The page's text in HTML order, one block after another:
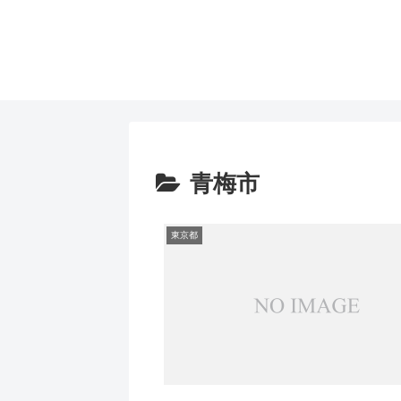
青梅市
東京都